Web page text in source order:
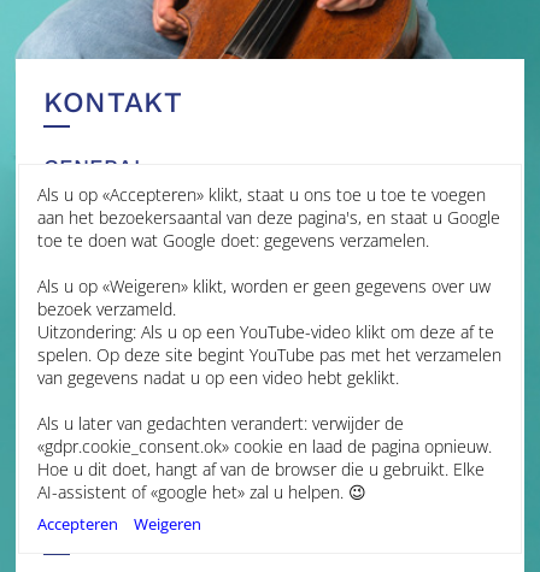
KONTAKT
GENERAL
MANAGEMENT
Jessica Grime
Artist Manager
jmg@jamesbrownmanagement.com
Isabella Hopkins
Assistant Artist Manager
+44 (0) 7599 107892
+44 (0) 1223 312400
www.jamesbrownmanagement.com
FINLAND
Als u op «Accepteren» klikt, staat u ons toe u toe te voegen
aan het bezoekersaantal van deze pagina's, en staat u Google
toe te doen wat Google doet: gegevens verzamelen.
Als u op «Weigeren» klikt, worden er geen gegevens over uw
bezoek verzameld.
Uitzondering: Als u op een YouTube-video klikt om deze af te
spelen. Op deze site begint YouTube pas met het verzamelen
van gegevens nadat u op een video hebt geklikt.
Als u later van gedachten verandert: verwijder de
«gdpr.cookie_consent.ok» cookie en laad de pagina opnieuw.
Hoe u dit doet, hangt af van de browser die u gebruikt. Elke
AI-assistent of «google het» zal u helpen. 😉
Accepteren Weigeren